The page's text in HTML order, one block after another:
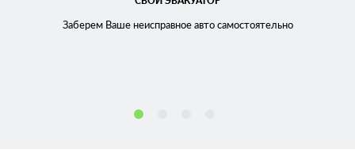
Заберем Ваше неисправноеавто самостоятельно